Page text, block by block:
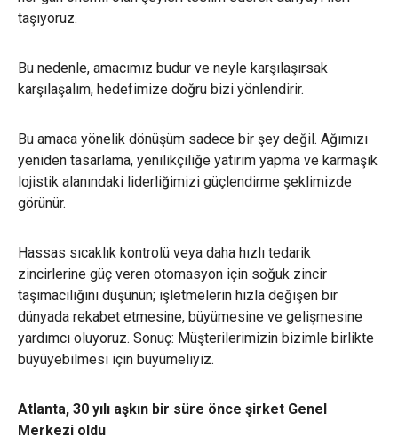
taşıyoruz.
Bu nedenle, amacımız budur ve neyle karşılaşırsak
karşılaşalım, hedefimize doğru bizi yönlendirir.
Bu amaca yönelik dönüşüm sadece bir şey değil. Ağımızı
yeniden tasarlama, yenilikçiliğe yatırım yapma ve karmaşık
lojistik alanındaki liderliğimizi güçlendirme şeklimizde
görünür.
Hassas sıcaklık kontrolü veya daha hızlı tedarik
zincirlerine güç veren otomasyon için soğuk zincir
taşımacılığını düşünün; işletmelerin hızla değişen bir
dünyada rekabet etmesine, büyümesine ve gelişmesine
yardımcı oluyoruz. Sonuç: Müşterilerimizin bizimle birlikte
büyüyebilmesi için büyümeliyiz.
Atlanta, 30 yılı aşkın bir süre önce şirket Genel
Merkezi oldu